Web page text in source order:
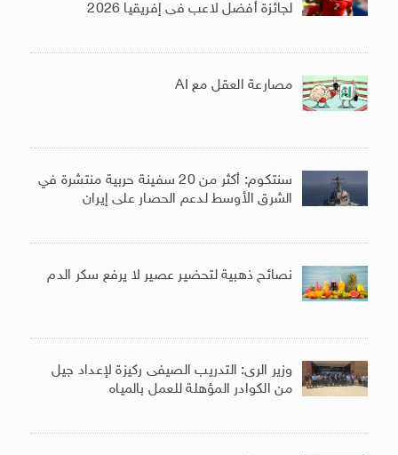
لجائزة أفضل لاعب فى إفريقيا 2026
مصارعة العقل مع AI
سنتكوم: أكثر من 20 سفينة حربية منتشرة في
الشرق الأوسط لدعم الحصار على إيران
نصائح ذهبية لتحضير عصير لا يرفع سكر الدم
وزير الرى: التدريب الصيفى ركيزة لإعداد جيل
من الكوادر المؤهلة للعمل بالمياه